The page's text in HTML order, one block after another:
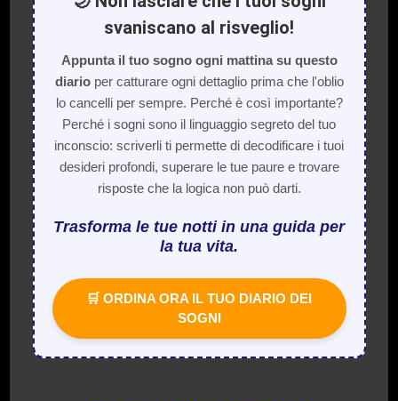
svaniscano al risveglio!
Appunta il tuo sogno ogni mattina su questo
diarioper catturare ogni dettaglio prima che l'oblio
lo cancelli per sempre. Perché è così importante?
Perché i sogni sono il linguaggio segreto del tuo
inconscio: scriverli ti permette di decodificare i tuoi
desideri profondi, superare le tue paure e trovare
risposte che la logica non può darti.
Trasforma le tue notti in una guida per
la tua vita.
🛒 ORDINA ORA IL TUO DIARIO DEI
SOGNI